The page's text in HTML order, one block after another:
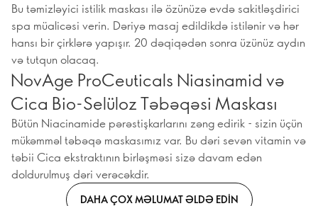
Bu təmizləyici istilik maskası ilə özünüzə evdə sakitləşdirici
spa müalicəsi verin. Dəriyə masaj edildikdə istilənir və hər
hansı bir çirklərə yapışır. 20 dəqiqədən sonra üzünüz aydın
və tutqun olacaq.
NovAge ProCeuticals Niasinamid və
Cica Bio-Selüloz Təbəqəsi Maskası
Bütün Niacinamide pərəstişkarlarını zəng edirik - sizin üçün
mükəmməl təbəqə maskasımız var. Bu dəri sevən vitamin və
təbii Cica ekstraktının birləşməsi sizə davam edən
doldurulmuş dəri verəcəkdir.
DAHA ÇOX MƏLUMAT ƏLDƏ EDIN